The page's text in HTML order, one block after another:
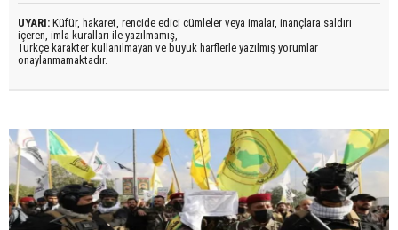
UYARI: Küfür, hakaret, rencide edici cümleler veya imalar, inançlara saldırı
içeren, imla kuralları ile yazılmamış,
Türkçe karakter kullanılmayan ve büyük harflerle yazılmış yorumlar
onaylanmamaktadır.